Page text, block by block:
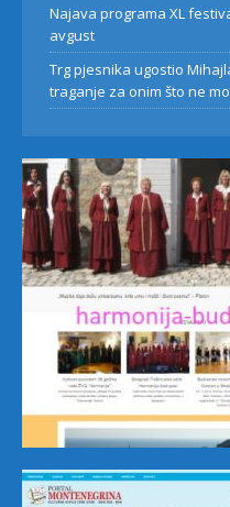
Najava programa XL
avgust
Trg pjesnika ugostio
traganje za onim što ne